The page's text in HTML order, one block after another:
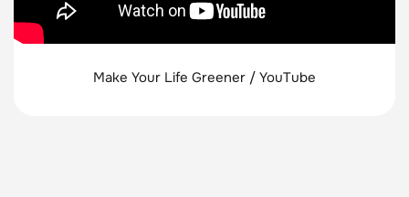
Make Your Life Greener / YouTube